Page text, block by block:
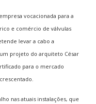
vocacionada para a
e comércio de válvulas
levar a cabo a
projeto do arquiteto César
para o mercado
nas atuais instalações, que